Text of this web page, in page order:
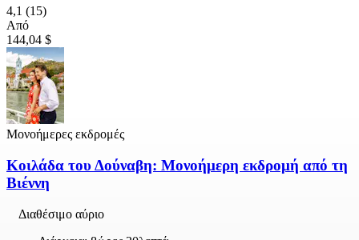
4,1 (15)
Από
144,04 $
Μονοήμερες εκδρομές
Κοιλάδα του Δούναβη: Μονοήμερη εκδρομή από τη
Βιέννη
Διαθέσιμο αύριο